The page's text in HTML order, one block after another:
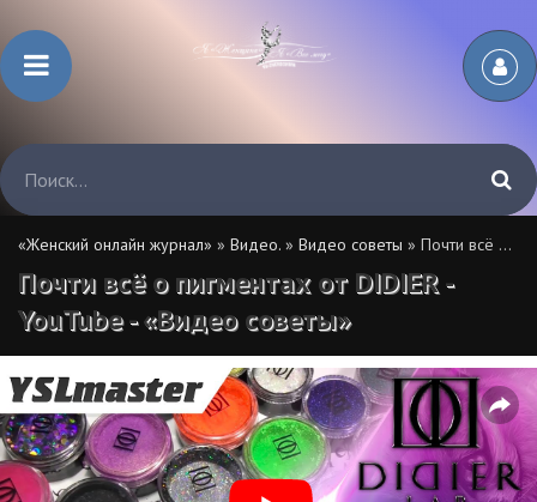
«Женский онлайн журнал» » Видео. » Видео советы » Почти всё о пигментах от DIDIER - YouTube - «Видео советы»
Почти всё о пигментах от DIDIER -
YouTube - «Видео советы»